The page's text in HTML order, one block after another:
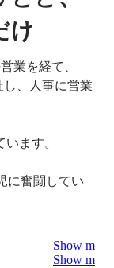
け
業を経て、
、人事に営業
ます。
に奮闘してい
Show more
Show more